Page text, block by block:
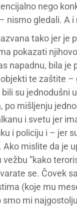
nego
nismo gledali. A i
tako jer je
pokazati
napadnu, bila je
te zaštite –
su jednodušni
po mišljenju
i svetu jer
i policiju i – jer
Ako mislite da je
”kako
se. Čovek
(koje mu
smo mi